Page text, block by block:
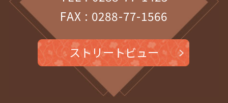
2025年4月 (1)
2025年3月 (1)
2025年2月(1)
2025年1月(1)
FAX : 0288-77-1566
ストリートビュー